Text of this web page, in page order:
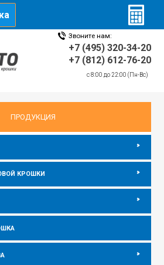
Звоните нам:
+7 (495) 320-34-20
+7 (812) 612-76-20
c 8:00 до 22:00 (Пн-Вс)
ПРОДУКЦИЯ
КРОШКИ